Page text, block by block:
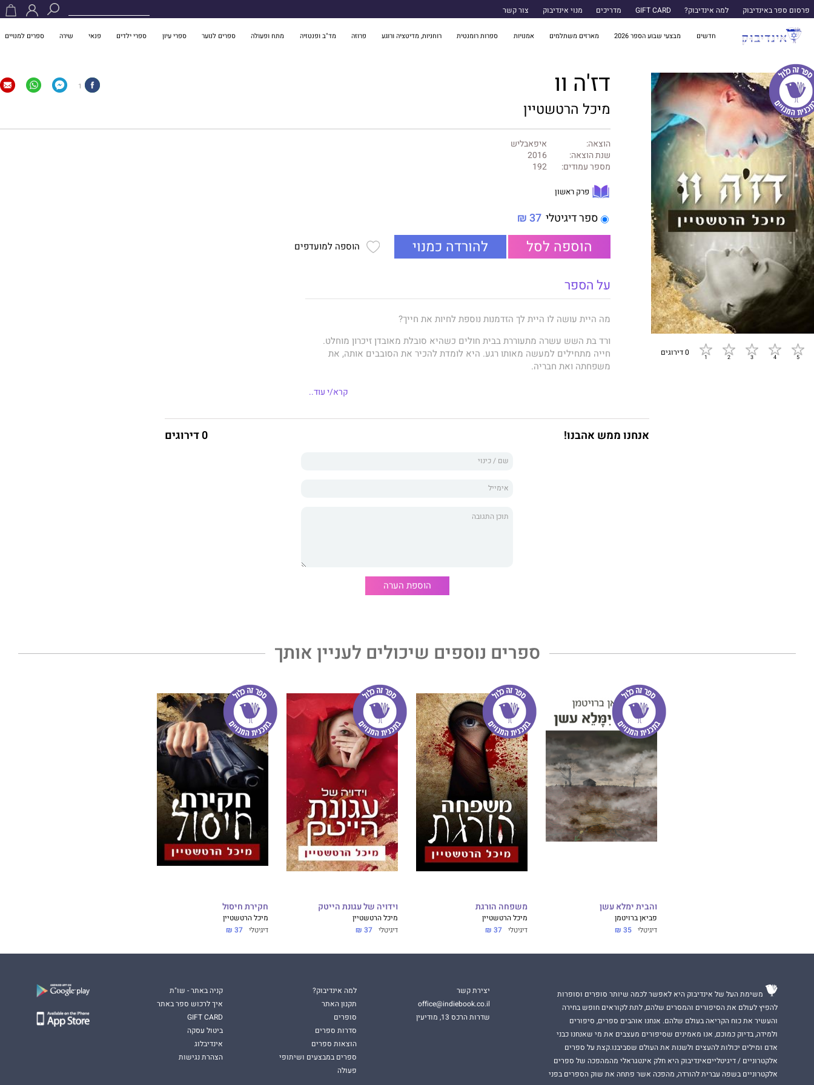
פרסום ספר באינדיבוק למה אינדיבוק? GIFT CARD מדריכים מנוי אינדיבוק צור קשר
חדשים מבצעי שבוע הספר 2026 מארזים משתלמים אמנויות ספרות רומנטית רוחניות, מדיטציה ורוגע פרוזה מד"ב ופנטזיה מתח ופעולה ספרים לנוער ספרי עיון ספרי ילדים פנאי שירה ספרים למנויים
0 דירוגים
דז'ה וו 1
מיכל הרטשטיין
הוצאה:
איפאבליש
שנת הוצאה:
2016
מספר עמודים:
192
פרק ראשון
ספר דיגיטלי 37 ₪
הוספה לסל להורדה כמנוי הוספה למועדפים
על הספר
מה היית עושה לו היית לך הזדמנות נוספת לחיות את חייך?
ורד בת השש עשרה מתעוררת בבית חולים כשהיא סובלת מאובדן זיכרון מוחלט.
חייה מתחילים למעשה מאותו רגע. היא לומדת להכיר את הסובבים אותה, את
משפחתה ואת חבריה.
המקנה לה הזדמנות בלתי רגילה.
זכה בתחרות ננו-ריימו הישראלית, ב-2014.
היא נשואה ואם לילד ומתגוררת ברמת גן.
קרא/י עוד..
אנחנו ממש אהבנו! 0 דירוגים
הוספת הערה
ספרים נוספים שיכולים לעניין אותך
והבית ימלא עשן
פביאן ברויטמן
דיגיטלי 35 ₪
משפחה הורגת
מיכל הרטשטיין
דיגיטלי 37 ₪
וידויה של עגונת הייטק
מיכל הרטשטיין
דיגיטלי 37 ₪
חקירת חיסול
מיכל הרטשטיין
דיגיטלי 37 ₪
משימת העל של אינדיבוק היא לאפשר לכמה שיותר סופרים וסופרות
להפיץ לעולם את הסיפורים והמסרים שלהם, לתת לקוראים חופש בחירה
והעשיר את כוח הקריאה בעולם שלהם. אנחנו אוהבים ספרים, סיפורים
ולמידה, בדיוק כמוכם, אנו מאמינים שסיפורים מעצבים את מי שאנחנו כבני
אדם ומילים יכולות להעצים ולשנות את העולם שסביבנו.קצת על ספרים
אלקטרוניים / דיגיטלייםאינדיבוק היא חלק אינטגראלי מהמהפכה של ספרים
אלקטרוניים בשפה עברית להורדה, מהפכה אשר פתחה את שוק הספרים בפני
יצירת קשר
office@indiebook.co.il
שדרות הרכס 13, מודיעין
למה אינדיבוק?
תקנון האתר
סופרים
סדרות ספרים
הוצאות ספרים
ספרים במבצעים ושיתופי
פעולה
קניה באתר - שו"ת
איך לרכוש ספר באתר
GIFT CARD
ביטול עסקה
אינדיבלוג
הצהרת נגישות